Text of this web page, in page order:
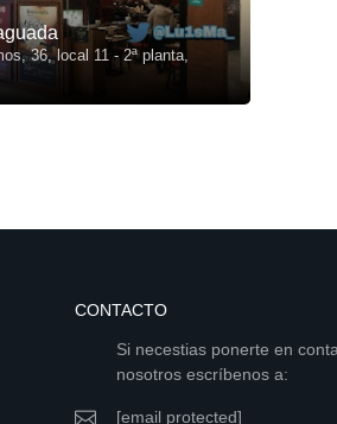
36, local 11 - 2ª planta,
CONTACTO
Si necestias ponerte en
nosotros escríbenos a:
[email protected]